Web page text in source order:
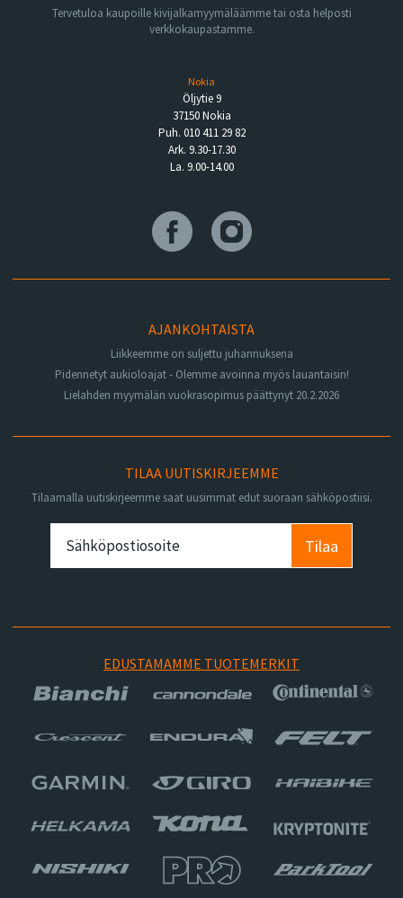
Tervetuloa kaupoille kivijalkamyymäläämme tai osta helposti
verkkokaupastamme.
Nokia
Öljytie 9
37150 Nokia
Puh. 010 411 29 82
Ark. 9.30-17.30
La. 9.00-14.00
AJANKOHTAISTA
Liikkeemme on suljettu juhannuksena
Pidennetyt aukioloajat - Olemme avoinna myös lauantaisin!
Lielahden myymälän vuokrasopimus päättynyt 20.2.2026
TILAA UUTISKIRJEEMME
Tilaamalla uutiskirjeemme saat uusimmat edut suoraan sähköpostiisi.
Tilaa
EDUSTAMAMME TUOTEMERKIT